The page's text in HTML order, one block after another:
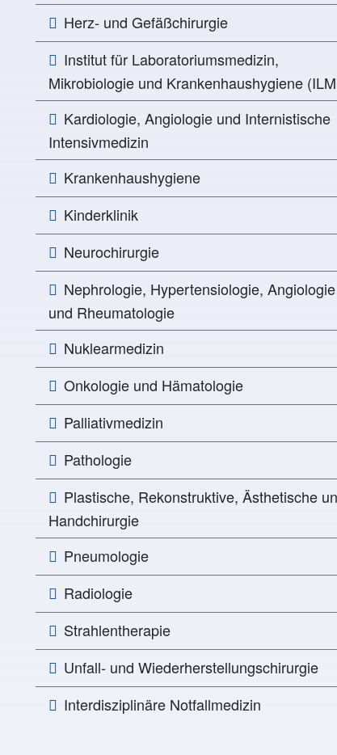
Herz- und Gefäßchirurgie
Institut für Laboratoriumsmedizin,
Mikrobiologie und Krankenhaushygiene
Kardiologie, Angiologie und Internistische
Intensivmedizin
Krankenhaushygiene
Kinderklinik
Neurochirurgie
Nephrologie, Hypertensiologie, Angiologie
und Rheumatologie
Nuklearmedizin
Onkologie und Hämatologie
Palliativmedizin
Pathologie
Plastische, Rekonstruktive, Ästhetische
Handchirurgie
Pneumologie
Radiologie
Strahlentherapie
Unfall- und Wiederherstellungschirurgie
Interdisziplinäre Notfallmedizin